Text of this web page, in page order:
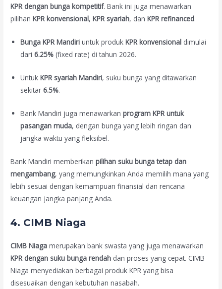
KPR dengan bunga kompetitif. Bank ini juga menawarkan
pilihanKPR konvensional,KPR syariah, danKPR refinanced.
Bunga KPR Mandiri untuk produkKPR konvensional dimulai
dari6.25% (fixed rate) di tahun 2026.
UntukKPR syariah Mandiri, suku bunga yang ditawarkan
sekitar6.5%.
Bank Mandiri juga menawarkanprogram KPR untuk
pasangan muda, dengan bunga yang lebih ringan dan
jangka waktu yang fleksibel.
Bank Mandiri memberikanpilihan suku bunga tetap dan
mengambang, yang memungkinkan Anda memilih mana yang
lebih sesuai dengan kemampuan finansial dan rencana
keuangan jangka panjang Anda.
4. CIMB Niaga
CIMB Niaga merupakan bank swasta yang juga menawarkan
KPR dengan suku bunga rendah dan proses yang cepat. CIMB
Niaga menyediakan berbagai produk KPR yang bisa
disesuaikan dengan kebutuhan nasabah.